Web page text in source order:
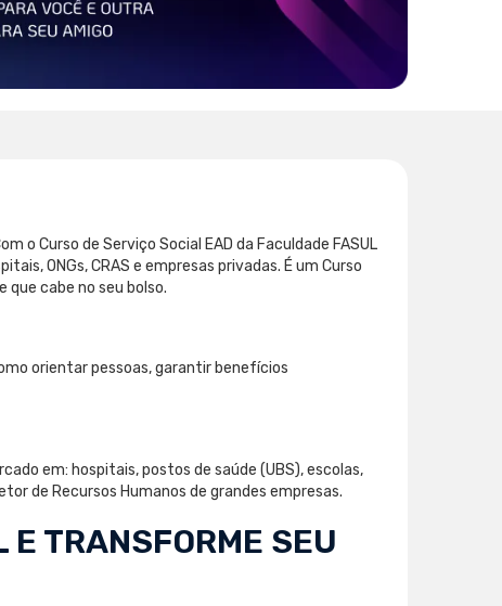
o Curso de Serviço Social EAD da Faculdade FASUL
ONGs, CRAS e empresas privadas. É um Curso
que cabe no seu bolso.
orientar pessoas, garantir benefícios
em: hospitais, postos de saúde (UBS), escolas,
de Recursos Humanos de grandes empresas.
TRANSFORME SEU